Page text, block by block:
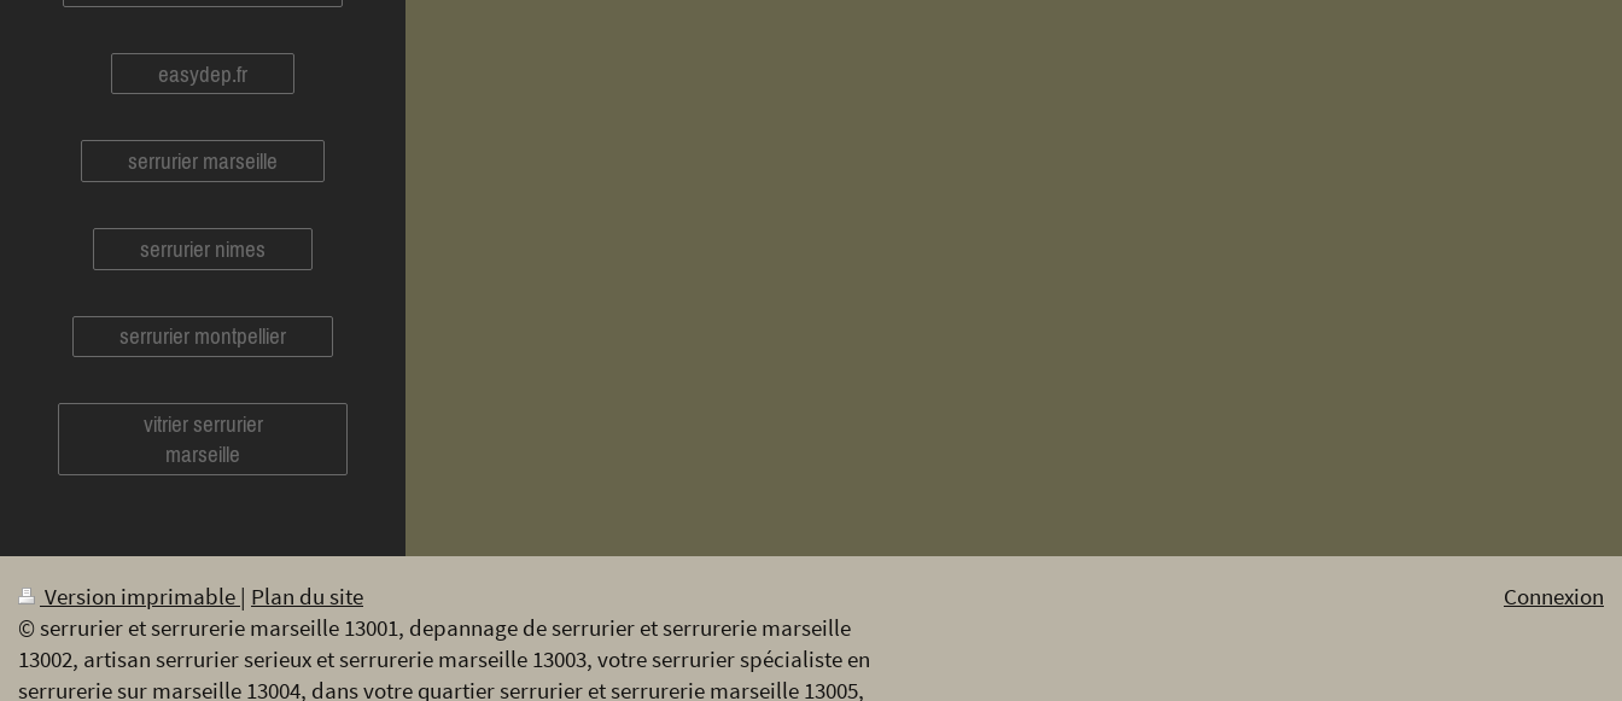
easydep.fr
serrurier marseille
serrurier nimes
serrurier montpellier
vitrier serrurier
marseille
Version imprimable | Plan du site
© serrurier et serrurerie marseille 13001, depannage de serrurier et serrurerie marseille
13002, artisan serrurier serieux et serrurerie marseille 13003, votre serrurier spécialiste en
serrurerie sur marseille 13004, dans votre quartier serrurier et serrurerie marseille 13005,
Connexion